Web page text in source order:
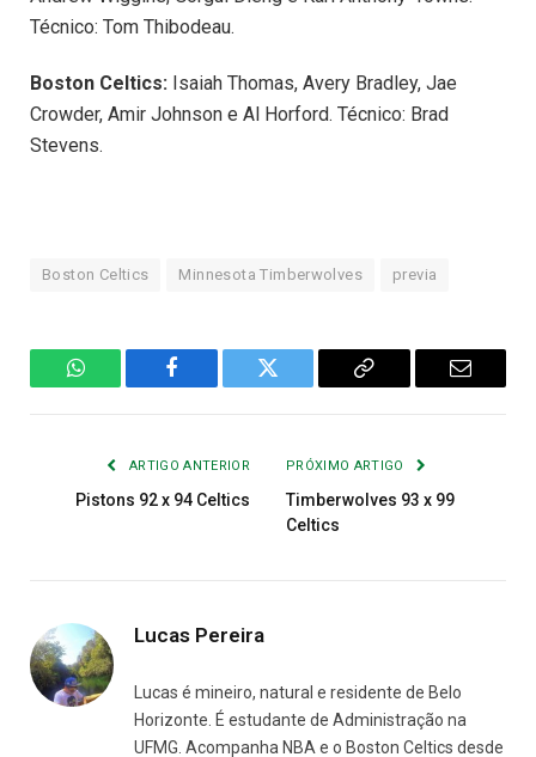
Técnico: Tom Thibodeau.
Boston Celtics: Isaiah Thomas, Avery Bradley, Jae
Crowder, Amir Johnson e Al Horford. Técnico: Brad
Stevens.
Boston Celtics Minnesota Timberwolves previa
WhatsAppFacebook Twitter
Copiar
E-
ARTIGO ANTERIOR
Pistons 92 x 94 Celtics
PRÓXIMO ARTIGO
Timberwolves 93 x 99
Celtics
Lucas Pereira
Lucas é mineiro, natural e residente de Belo
Horizonte. É estudante de Administração na
UFMG. Acompanha NBA e o Boston Celtics desde